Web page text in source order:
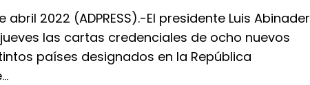
abril 2022 (ADPRESS).-El presidente Luis Abinader
las cartas credenciales de ocho nuevos
países designados en la República